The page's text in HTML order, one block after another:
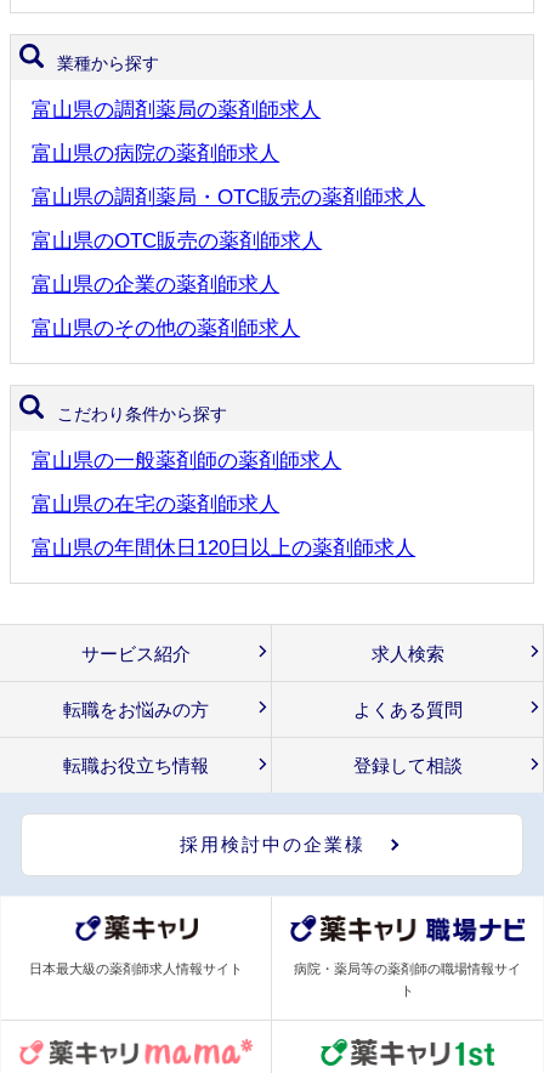
業種から探す
富山県の調剤薬局の薬剤師求人
富山県の病院の薬剤師求人
富山県の調剤薬局・OTC販売の薬剤師求人
富山県のOTC販売の薬剤師求人
富山県の企業の薬剤師求人
富山県のその他の薬剤師求人
こだわり条件から探す
富山県の一般薬剤師の薬剤師求人
富山県の在宅の薬剤師求人
富山県の年間休日120日以上の薬剤師求人
サービス紹介 求人検索
転職をお悩みの方 よくある質問
転職お役立ち情報 登録して相談
採用検討中の企業様
日本最大級の薬剤師求人情報サイト
病院・薬局等の薬剤師の職場情報サイ
ト